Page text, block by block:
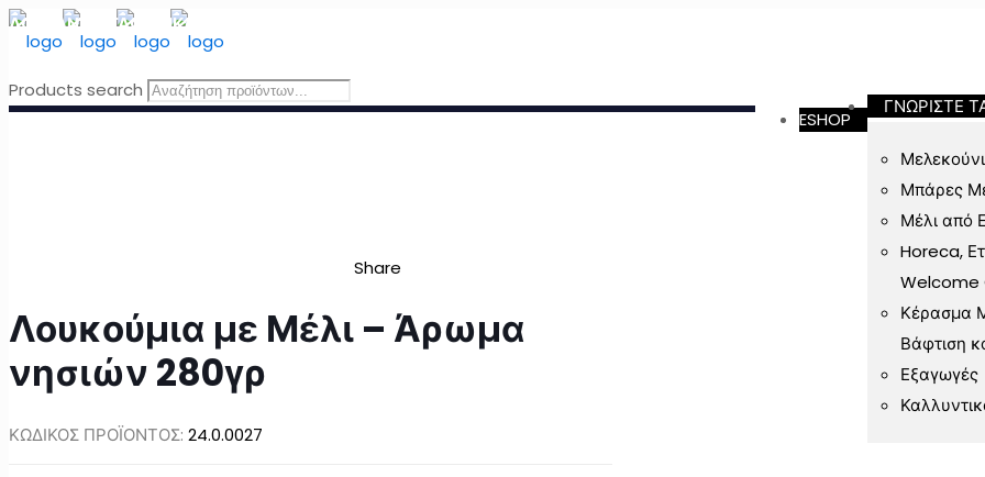
ΔΩΡΕΑΝ ΜΕΤΑΦΟΡΙΚΑ
ESHOP
ΓΝΩΡΙΣΤΕ
Μπάρες
Μέλι από
Horeca,
Welcome
Κέρασμα
Βάφτιση
Εξαγωγές
Products search
Share
Λουκούμια με Μέλι – Άρωμα
νησιών 280γρ
ΚΩΔΙΚΟΣ ΠΡΟΪΟΝΤΟΣ: 24.0.0027